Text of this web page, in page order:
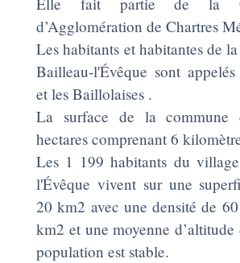
d’Agglomération de Chartres
Les habitants et habitantes de
Bailleau-l'Évêque sont
et les Baillolaises .
La surface de la commune
hectares comprenant 6
Les 1 199 habitants du
l'Évêque vivent sur une
20 km2 avec une densité de
km2 et une moyenne
population est stable.